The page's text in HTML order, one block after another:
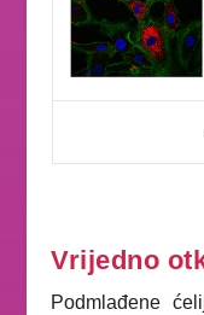
Vrijedno
Podmlađene